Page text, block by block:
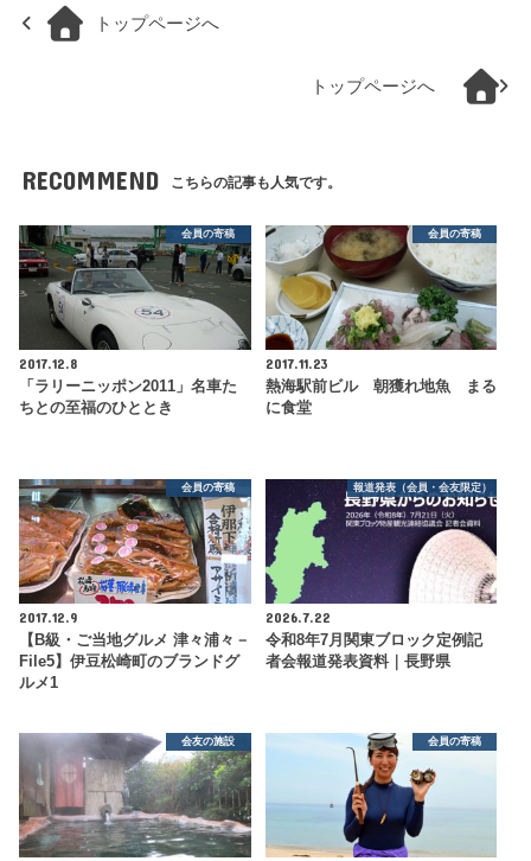
トップページへ
トップページへ
RECOMMEND こちらの記事も人気です。
会員の寄稿
2017.12.8
「ラリーニッポン2011」名車た
ちとの至福のひととき
会員の寄稿
2017.11.23
熱海駅前ビル 朝獲れ地魚 まる
に食堂
会員の寄稿
2017.12.9
【B級・ご当地グルメ 津々浦々－
File5】伊豆松崎町のブランドグ
ルメ1
報道発表（会員・会友限定）
2026.7.22
令和8年7月関東ブロック定例記
者会報道発表資料｜長野県
会友の施設 会員の寄稿